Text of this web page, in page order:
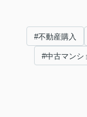
#不動産購入
#中古マンシ